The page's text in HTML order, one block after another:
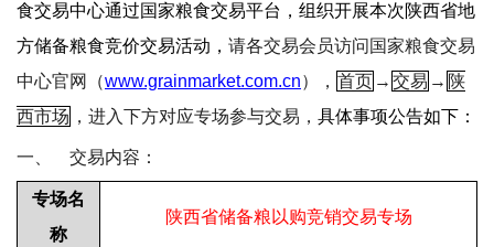
食交易中心通过国家粮食交易平台，组织开展本次陕西省地
方储备粮食竞价交易活动， 请各交易会员访问国家粮食交易
中心官网（www.grainmarket.com.cn）， 首页 → 交易 → 陕
西市场 ，进入下方对应专场参与交易， 具体事项公告如下：
一、 交易内容：
专场名
称
陕西省储备粮以购竞销交易专场